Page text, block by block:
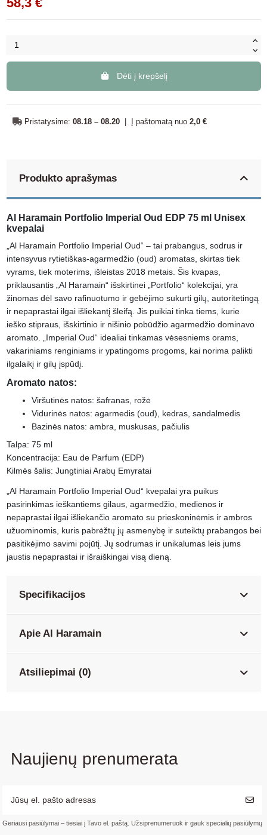
Dėti į krepšelį
Pristatysime: 08.18 – 08.20 Į paštomatą nuo 2,0 €
Produkto aprašymas
Al Haramain Portfolio Imperial Oud EDP 75 ml Unisex
kvepalai
„Al Haramain Portfolio Imperial Oud“ – tai prabangus, sodrus ir
intensyvus rytietiškas-agarmedžio (oud) aromatas, skirtas tiek
vyrams, tiek moterims, išleistas 2018 metais. Šis kvapas,
priklausantis „Al Haramain“ išskirtinei „Portfolio“ kolekcijai, yra
žinomas dėl savo rafinuotumo ir gebėjimo sukurti gilų, autoritetingą
ir nepaprastai ilgai išliekantį šleifą. Jis puikiai tinka tiems, kurie
ieško stipraus, išskirtinio ir nišinio pobūdžio agarmedžio dominavo
aromato. „Imperial Oud“ idealiai tinkamas vėsesniems orams,
vakariniams renginiams ir ypatingoms progoms, kai norima palikti
ilgalaikį ir gilų įspūdį.
Aromato natos:
Viršutinės natos: šafranas, rožė
Vidurinės natos: agarmedis (oud), kedras, sandalmedis
Bazinės natos: ambra, muskusas, pačiulis
Talpa: 75 ml
Koncentracija: Eau de Parfum (EDP)
Kilmės šalis: Jungtiniai Arabų Emyratai
„Al Haramain Portfolio Imperial Oud“ kvepalai yra puikus
pasirinkimas ieškantiems gilaus, agarmedžio, medienos ir
nepaprastai ilgai išliekančio aromato su prieskoninėmis ir ambros
užuominomis, kuris pabrėžtų jų asmenybę ir suteiktų prabangos bei
pasitikėjimo savimi pojūtį. Jų sodrumas ir unikalumas leis jums
jaustis nepaprastai ir išraiškingai visą dieną.
Specifikacijos
Apie Al Haramain
Atsiliepimai (0)
Naujienų prenumerata
Geriausi pasiūlymai – tiesiai į Tavo el. paštą. Užsiprenumeruok ir gauk specialių pasiūlymų